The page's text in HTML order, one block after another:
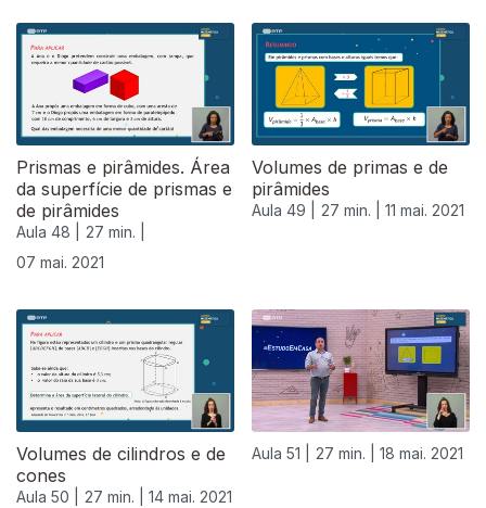
Prismas e pirâmides. Área
da superfície de prismas e
de pirâmides
Aula 48 |
27 min. |
07 mai. 2021
Volumes de primas e de
pirâmides
Aula 49 | 27 min. | 11 mai. 2021
Volumes de cilindros e de
cones
Aula 50 | 27 min. | 14 mai. 2021
Aula 51 | 27 min. | 18 mai. 2021